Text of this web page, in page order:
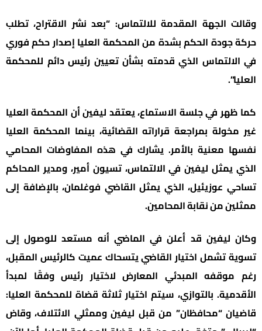
وقالت الجهة المقدمة للالتماس: “بعد نشر الاقتراح، تطلب
حركة جودة الحكم بشدة من المحكمة العليا إصدار حكم فوري
في الالتماس الذي قدمته بشأن تعيين رئيس دائم للمحكمة
العليا”.
كما ظهر في جلسة الاستماع، يعتقد ليفين أن المحكمة العليا
غير مخولة بمراجعة قراراته القضائية، بينما المحكمة العليا
نفسها معنية بالأمر. يشارك في هذه المفاوضات المحامي
الذي يمثل ليفين في الالتماس، تسيون أمير، ومدير المحاكم
تساحي عوزيئيل، الذي يمثل القاضي فوغلمان، بالإضافة إلى
ممثلين من نقابة المحامين.
وكان ليفين قد أعلن في الماضي أنه مستعد للوصول إلى
تسوية تشمل اختيار القاضي يتسحاك عميت كالرئيس المقبل،
رغم موقفه المبدئي المعارض لاختيار رئيس وفقًا لمبدأ
الأقدمية. بالتوازي، سيتم اختيار ثلاثة قضاة للمحكمة العليا:
قاضيان “محافظان” من قبل ليفين وممثلي الائتلاف، وقاض